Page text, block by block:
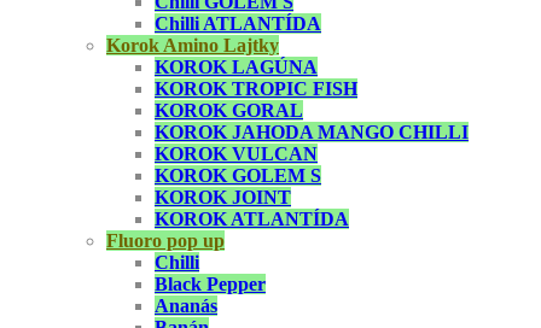
Chilli ATLANTÍDA
Korok Amino Lajtky
KOROK LAGÚNA
KOROK TROPIC FISH
KOROK GORAL
KOROK JAHODA MANGO CHILLI
KOROK VULCAN
KOROK GOLEM S
KOROK JOINT
KOROK ATLANTÍDA
Fluoro pop up
Chilli
Black Pepper
Ananás